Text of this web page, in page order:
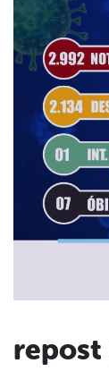
repost